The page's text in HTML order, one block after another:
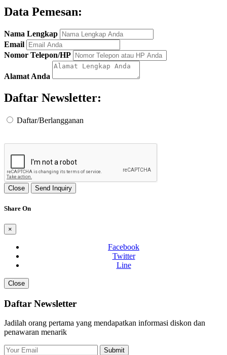
Data Pemesan:
Nama Lengkap
Email
Nomor Telepon/HP
Alamat Anda
Daftar Newsletter:
Daftar/Berlangganan
Close Send Inquiry
Share On
×
Facebook
Twitter
Line
Close
Daftar Newsletter
Jadilah orang pertama yang mendapatkan informasi diskon dan
penawaran menarik
Submit